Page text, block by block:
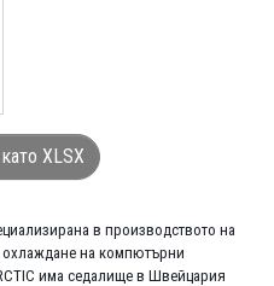
XLSX
в производството на
на компютърни
има седалище в Швейцария